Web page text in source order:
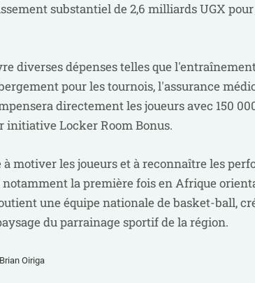
substantiel de 2,6 milliards UGX
diverses dépenses telles que
pour les tournois, l'assurance
directement les joueurs avec 150
initiative Locker Room Bonus.
motiver les joueurs et à reconnaître les
la première fois en Afrique
une équipe nationale de basket-ball,
du parrainage sportif de la région.
Brian Oiriga